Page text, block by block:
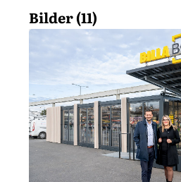
Bilder (11)